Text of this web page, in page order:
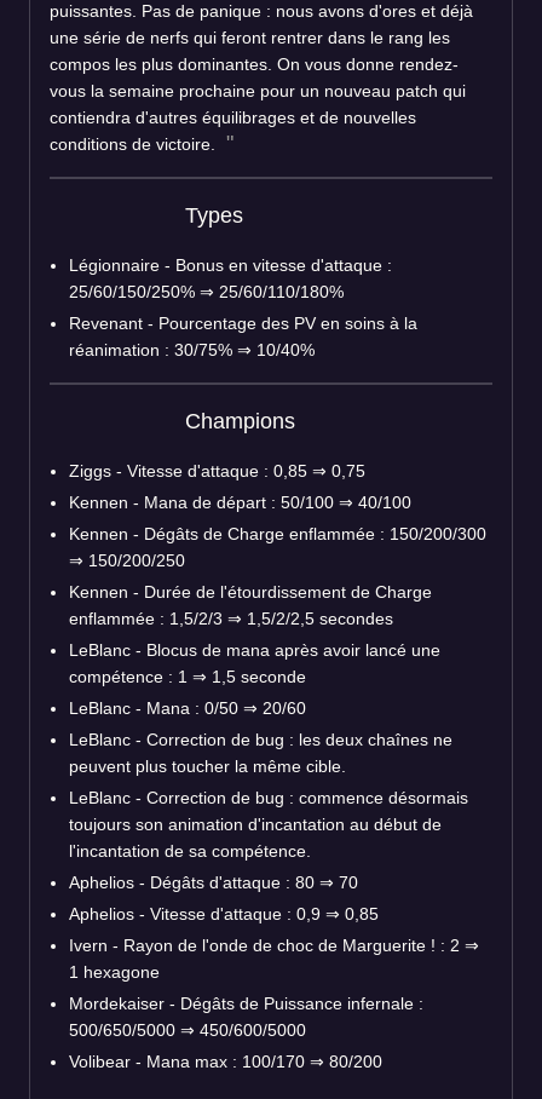
puissantes. Pas de panique : nous avons d'ores et déjà
une série de nerfs qui feront rentrer dans le rang les
compos les plus dominantes. On vous donne rendez-
vous la semaine prochaine pour un nouveau patch qui
contiendra d'autres équilibrages et de nouvelles
conditions de victoire.
Types
Légionnaire - Bonus en vitesse d'attaque :
25/60/150/250% ⇒ 25/60/110/180%
Revenant - Pourcentage des PV en soins à la
réanimation : 30/75% ⇒ 10/40%
Champions
Ziggs - Vitesse d'attaque : 0,85 ⇒ 0,75
Kennen - Mana de départ : 50/100 ⇒ 40/100
Kennen - Dégâts de Charge enflammée : 150/200/300
⇒ 150/200/250
Kennen - Durée de l'étourdissement de Charge
enflammée : 1,5/2/3 ⇒ 1,5/2/2,5 secondes
LeBlanc - Blocus de mana après avoir lancé une
compétence : 1 ⇒ 1,5 seconde
LeBlanc - Mana : 0/50 ⇒ 20/60
LeBlanc - Correction de bug : les deux chaînes ne
peuvent plus toucher la même cible.
LeBlanc - Correction de bug : commence désormais
toujours son animation d'incantation au début de
l'incantation de sa compétence.
Aphelios - Dégâts d'attaque : 80 ⇒ 70
Aphelios - Vitesse d'attaque : 0,9 ⇒ 0,85
Ivern - Rayon de l'onde de choc de Marguerite ! : 2 ⇒
1 hexagone
Mordekaiser - Dégâts de Puissance infernale :
500/650/5000 ⇒ 450/600/5000
Volibear - Mana max : 100/170 ⇒ 80/200